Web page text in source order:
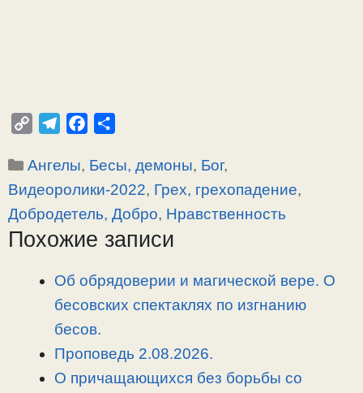
p
y
L
n
l
e
a
c
e
o
п
р
а
и
ь
Рубрики
Ангелы, Бесы, демоны, Бог,
Видеоролики-2022, Грех, грехопадение,
Добродетель, Добро, Нравственность
Похожие записи
Об обрядоверии и магической вере. О
бесовских спектаклях по изгнанию
бесов.
Проповедь 2.08.2026.
О причащающихся без борьбы со